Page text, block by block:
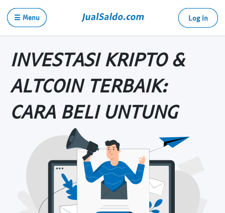
☰ Menu Log in
INVESTASI KRIPTO &
ALTCOIN TERBAIK:
CARA BELI UNTUNG